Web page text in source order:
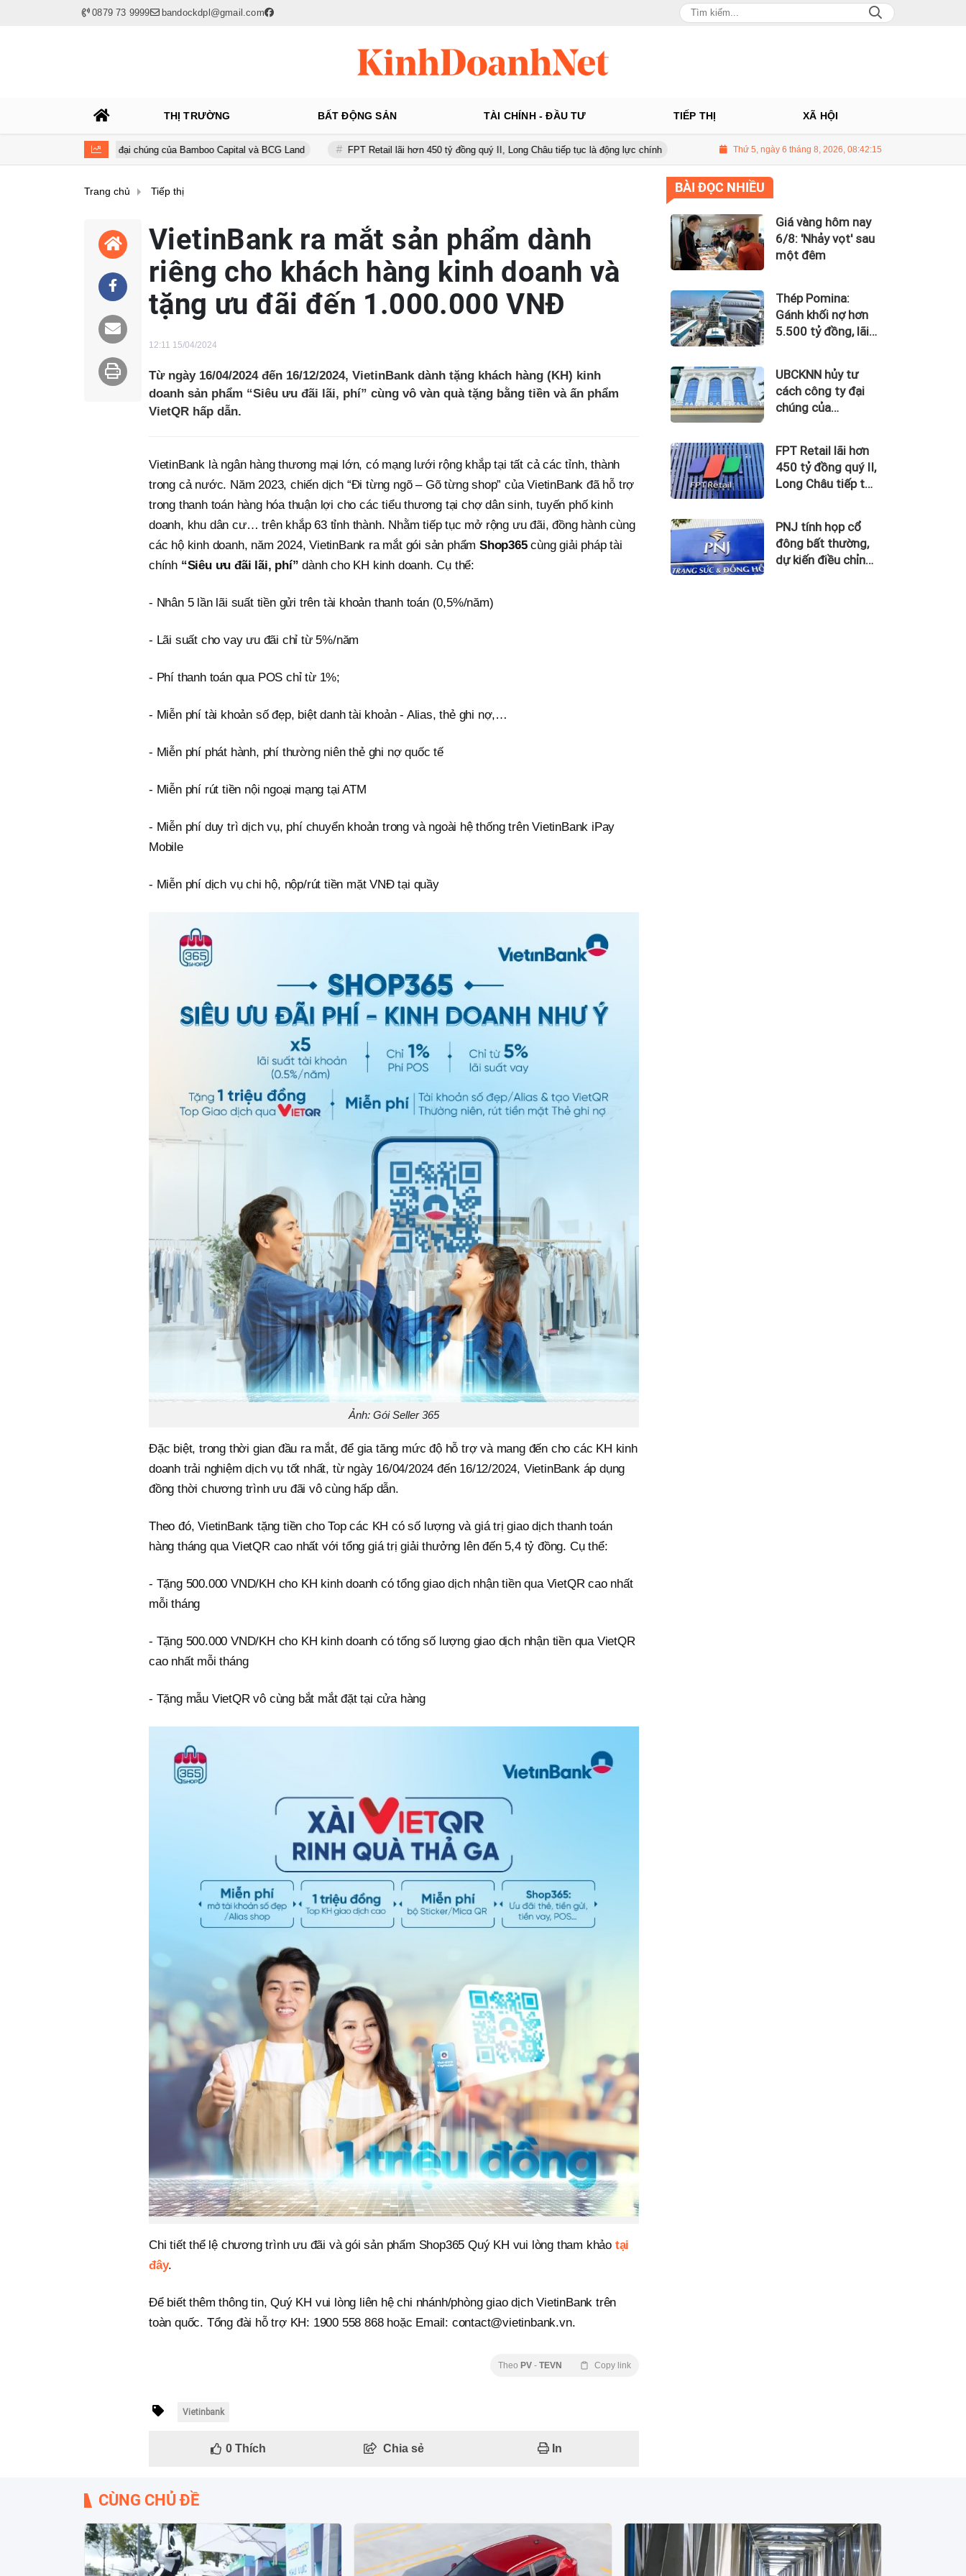
0879 73 9999 bandockdpl@gmail.com
THỊ TRƯỜNG BẤT ĐỘNG SẢN TÀI CHÍNH - ĐẦU TƯ TIẾP THỊ XÃ HỘI
công ty đại chúng của Bamboo Capital và BCG Land FPT Retail lãi hơn 450 tỷ đồng quý II, Long Châu tiếp tục là động lực chính PNJ tính họp cổ đông bất thường, dự kiến điều chỉnh kế hoạch kinh doanh
Thứ 5, ngày 6 tháng 8, 2026, 08:42:16
Trang chủ Tiếp thị
VietinBank ra mắt sản phẩm dành
riêng cho khách hàng kinh doanh và
tặng ưu đãi đến 1.000.000 VNĐ
12:11 15/04/2024
Từ ngày 16/04/2024 đến 16/12/2024, VietinBank dành tặng khách hàng (KH) kinh
doanh sản phẩm “Siêu ưu đãi lãi, phí” cùng vô vàn quà tặng bằng tiền và ấn phẩm
VietQR hấp dẫn.
VietinBank là ngân hàng thương mại lớn, có mạng lưới rộng khắp tại tất cả các tỉnh, thành
trong cả nước. Năm 2023, chiến dịch “Đi từng ngõ – Gõ từng shop” của VietinBank đã hỗ trợ
trong thanh toán hàng hóa thuận lợi cho các tiểu thương tại chợ dân sinh, tuyến phố kinh
doanh, khu dân cư… trên khắp 63 tỉnh thành. Nhằm tiếp tục mở rộng ưu đãi, đồng hành cùng
các hộ kinh doanh, năm 2024, VietinBank ra mắt gói sản phẩm Shop365cùng giải pháp tài
chính “Siêu ưu đãi lãi, phí” dành cho KH kinh doanh. Cụ thể:
- Nhân 5 lần lãi suất tiền gửi trên tài khoản thanh toán (0,5%/năm)
- Lãi suất cho vay ưu đãi chỉ từ 5%/năm
- Phí thanh toán qua POS chỉ từ 1%;
- Miễn phí tài khoản số đẹp, biệt danh tài khoản - Alias, thẻ ghi nợ,…
- Miễn phí phát hành, phí thường niên thẻ ghi nợ quốc tế
- Miễn phí rút tiền nội ngoại mạng tại ATM
- Miễn phí duy trì dịch vụ, phí chuyển khoản trong và ngoài hệ thống trên VietinBank iPay
Mobile
- Miễn phí dịch vụ chi hộ, nộp/rút tiền mặt VNĐ tại quầy
Ảnh: Gói Seller 365
Đặc biệt, trong thời gian đầu ra mắt, để gia tăng mức độ hỗ trợ và mang đến cho các KH kinh
doanh trải nghiệm dịch vụ tốt nhất, từ ngày 16/04/2024 đến 16/12/2024, VietinBank áp dụng
đồng thời chương trình ưu đãi vô cùng hấp dẫn.
Theo đó, VietinBank tặng tiền cho Top các KH có số lượng và giá trị giao dịch thanh toán
hàng tháng qua VietQR cao nhất với tổng giá trị giải thưởng lên đến 5,4 tỷ đồng. Cụ thể:
- Tặng 500.000 VND/KH cho KH kinh doanh có tổng giao dịch nhận tiền qua VietQR cao nhất
mỗi tháng
- Tặng 500.000 VND/KH cho KH kinh doanh có tổng số lượng giao dịch nhận tiền qua VietQR
cao nhất mỗi tháng
- Tặng mẫu VietQR vô cùng bắt mắt đặt tại cửa hàng
Chi tiết thể lệ chương trình ưu đãi và gói sản phẩm Shop365 Quý KH vui lòng tham khảo tại
đây.
Để biết thêm thông tin, Quý KH vui lòng liên hệ chi nhánh/phòng giao dịch VietinBank trên
toàn quốc. Tổng đài hỗ trợ KH: 1900 558 868 hoặc Email: contact@vietinbank.vn.
Theo PV - TEVN Copy link
Vietinbank
0Thích Chia sẻ In
BÀI ĐỌC NHIỀU
Giá vàng hôm nay
6/8: 'Nhảy vọt' sau
một đêm
Thép Pomina:
Gánh khối nợ hơn
5.500 tỷ đồng, lãi
UBCKNN hủy tư
cách công ty đại
chúng của
FPT Retail lãi hơn
450 tỷ đồng quý II,
Long Châu tiếp tục
PNJ tính họp cổ
đông bất thường,
dự kiến điều chỉnh
CÙNG CHỦ ĐỀ